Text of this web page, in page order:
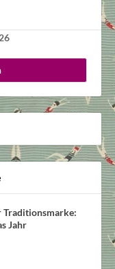
Traditionsmarke:
Jahr